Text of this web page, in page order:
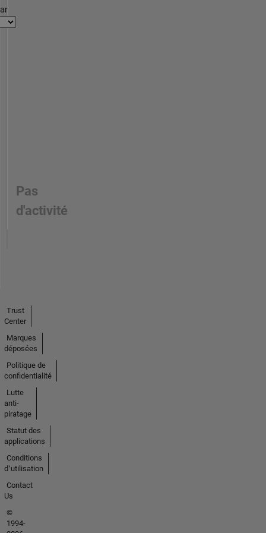
Pas
d'activité
Trust
Center
Marques
déposées
Politique de
confidentialité
Lutte
anti-
piratage
Statut des
applications
Conditions
d՚utilisation
Contact
Us
©
1994-